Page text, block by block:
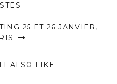
25 ET 26 JANVIER,
ALSO LIKE